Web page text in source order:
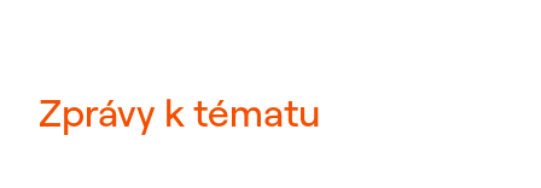
Zprávy k tématu